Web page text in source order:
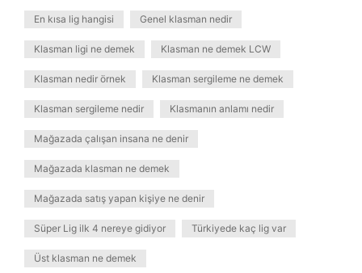
En kısa lig hangisi Genel klasman nedir
Klasman ligi ne demek Klasman ne demek LCW
Klasman nedir örnek Klasman sergileme ne demek
Klasman sergileme nedir Klasmanın anlamı nedir
Mağazada çalışan insana ne denir
Mağazada klasman ne demek
Mağazada satış yapan kişiye ne denir
Süper Lig ilk 4 nereye gidiyor Türkiyede kaç lig var
Üst klasman ne demek